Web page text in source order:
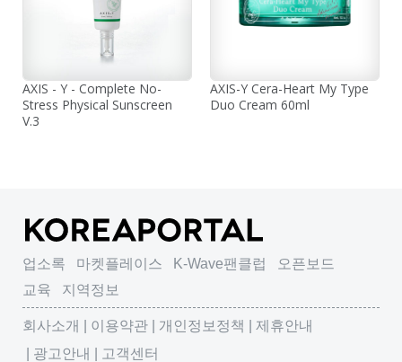
AXIS - Y - Complete No-
Stress Physical Sunscreen
V.3
AXIS-Y Cera-Heart My Type
Duo Cream 60ml
업소록 마켓플레이스 K-Wave팬클럽
오픈보드
교육
지역정보
회사소개 이용약관 개인정보정책
제휴안내
광고안내
고객센터